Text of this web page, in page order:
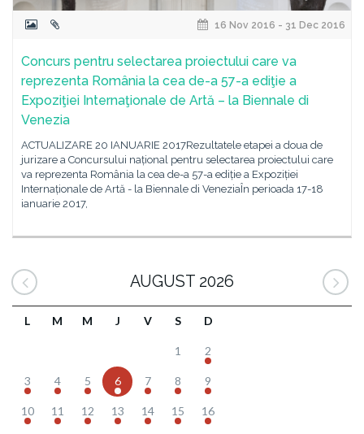
16 Nov 2016 - 31 Dec 2016
Concurs pentru selectarea proiectului care va
reprezenta România la cea de-a 57-a ediţie a
Expoziţiei Internaţionale de Artă – la Biennale di
Venezia
ACTUALIZARE 20 IANUARIE 2017Rezultatele etapei a doua de
jurizare a Concursului național pentru selectarea proiectului care
va reprezenta România la cea de-a 57-a ediție a Expoziției
Internaționale de Artă - la Biennale di VeneziaÎn perioada 17-18
ianuarie 2017,
AUGUST 2026
L M M J V S D
1 2
3 4 5 6 7 8 9
10 11 12 13 14 15 16